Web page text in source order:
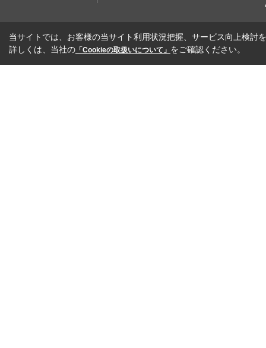
当サイトでは、お客様の当サイト利用状況把握、サービス向上検討
詳しくは、当社の 「Cookieの取扱いについて」 をご確認ください。